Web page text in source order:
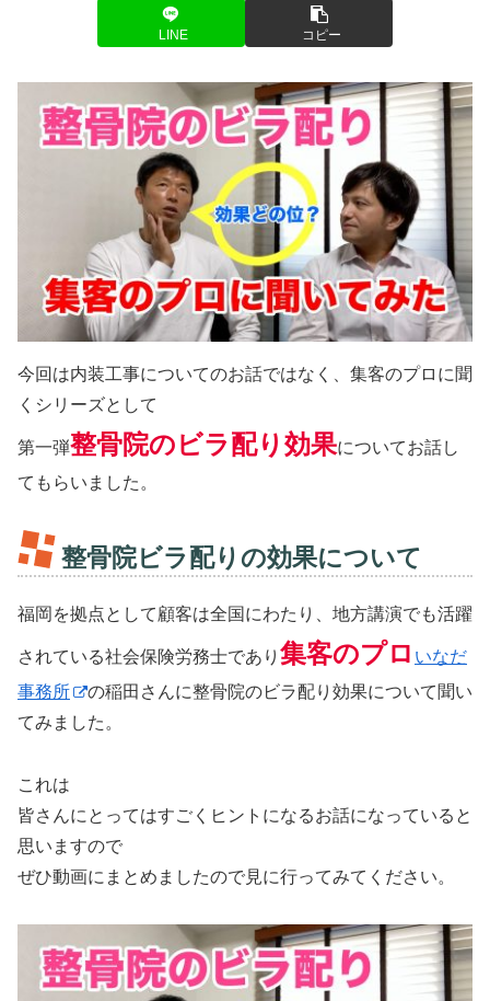
LINE コピー
今回は内装工事についてのお話ではなく、集客のプロに聞
くシリーズとして
第一弾整骨院のビラ配り効果についてお話し
てもらいました。
整骨院ビラ配りの効果について
福岡を拠点として顧客は全国にわたり、地方講演でも活躍
されている社会保険労務士であり 集客のプロ いなだ
事務所
の稲田さんに整骨院のビラ配り効果について聞い
てみました。
これは
皆さんにとってはすごくヒントになるお話になっていると
思いますので
ぜひ動画にまとめましたので見に行ってみてください。